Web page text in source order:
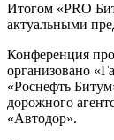
Итогом «PRO
актуальными
Конференция
организовано
«Роснефть
дорожного
«Автодор».